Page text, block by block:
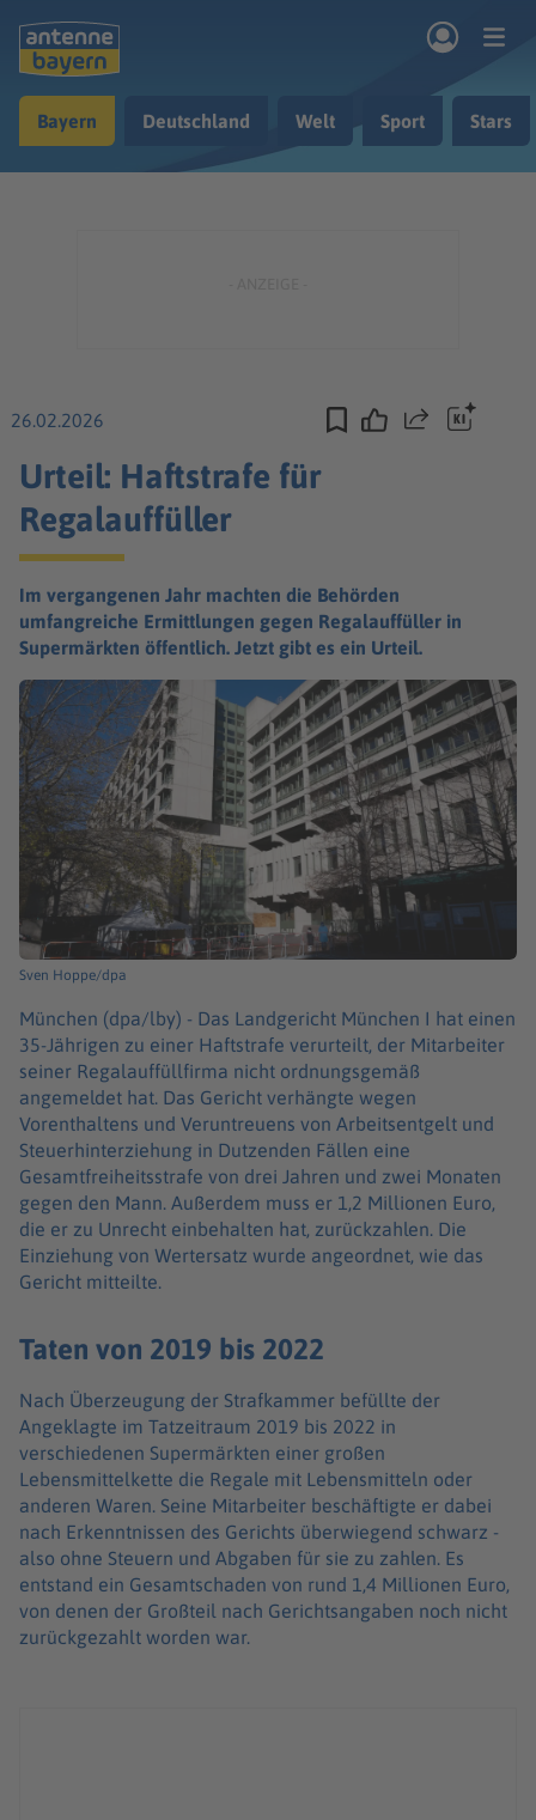
Musik & Radio
Bayern Deutschland Welt Sport Stars
26.02.2026 Teilen
Urteil: Haftstrafe für
Regalauffüller
Im vergangenen Jahr machten die Behörden
umfangreiche Ermittlungen gegen Regalauffüller in
Supermärkten öffentlich. Jetzt gibt es ein Urteil.
Sven Hoppe/dpa
München (dpa/lby) - Das Landgericht München I hat einen
35-Jährigen zu einer Haftstrafe verurteilt, der Mitarbeiter
seiner Regalauffüllfirma nicht ordnungsgemäß
angemeldet hat. Das Gericht verhängte wegen
Vorenthaltens und Veruntreuens von Arbeitsentgelt und
Steuerhinterziehung in Dutzenden Fällen eine
Gesamtfreiheitsstrafe von drei Jahren und zwei Monaten
gegen den Mann. Außerdem muss er 1,2 Millionen Euro,
die er zu Unrecht einbehalten hat, zurückzahlen. Die
Einziehung von Wertersatz wurde angeordnet, wie das
Gericht mitteilte.
Taten von 2019 bis 2022
Nach Überzeugung der Strafkammer befüllte der
Angeklagte im Tatzeitraum 2019 bis 2022 in
verschiedenen Supermärkten einer großen
Lebensmittelkette die Regale mit Lebensmitteln oder
anderen Waren. Seine Mitarbeiter beschäftigte er dabei
nach Erkenntnissen des Gerichts überwiegend schwarz -
also ohne Steuern und Abgaben für sie zu zahlen. Es
entstand ein Gesamtschaden von rund 1,4 Millionen Euro,
von denen der Großteil nach Gerichtsangaben noch nicht
zurückgezahlt worden war.